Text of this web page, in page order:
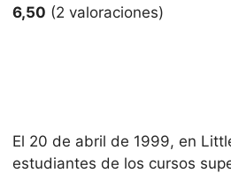
6,50 (2 valoraciones)
El 20 de abril de 1999, en
estudiantes de los cursos